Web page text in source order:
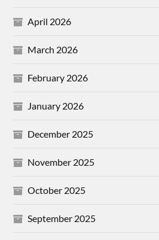
April 2026
March 2026
February 2026
January 2026
December 2025
November 2025
October 2025
September 2025